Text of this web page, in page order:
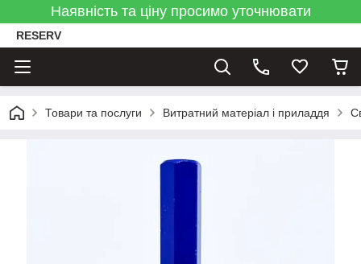
Наявність та ціну просимо уточнювати
RESERV
Товари та послуги Витратний матеріал і приладдя